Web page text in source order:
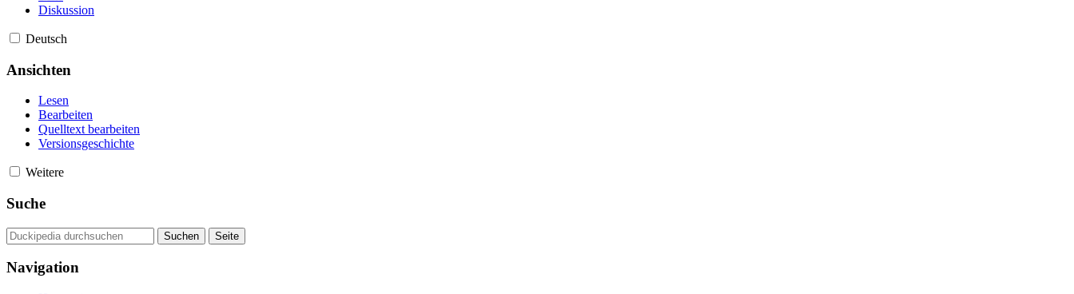
Diskussion
Deutsch
Ansichten
Lesen
Bearbeiten
Quelltext bearbeiten
Versionsgeschichte
Weitere
Suche
Navigation